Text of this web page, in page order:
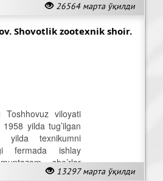
26564 марта ўқилди
ma’nosini beradi).
Shovotlik zootexnik shoir.
13297 марта ўқилди
Toshhovuz viloyati
1958 yilda tug’ilgan
yilda texnikumni
fermada ishlay
she’rlar